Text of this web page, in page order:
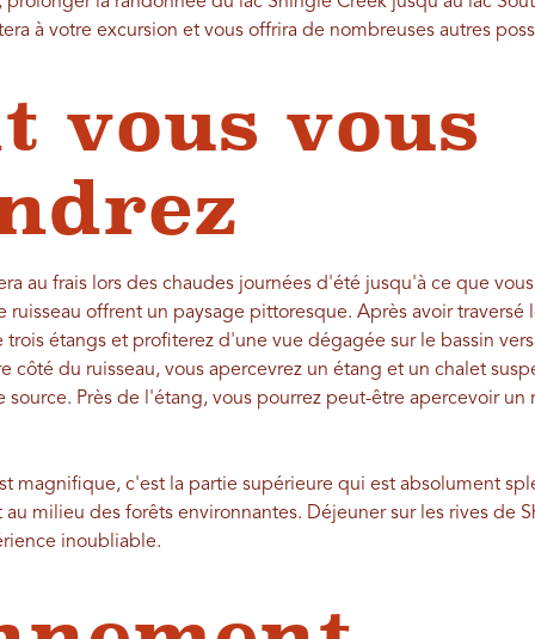
à votre excursion et vous offrira de nombreuses autres
vous vous
au frais lors des chaudes journées d'été jusqu'à ce que
ruisseau offrent un paysage pittoresque. Après avoir traversé
trois étangs et profiterez d'une vue dégagée sur le bassin
côté du ruisseau, vous apercevrez un étang et un chalet
source. Près de l'étang, vous pourrez peut-être apercevoir un
magnifique, c'est la partie supérieure qui est absolument
milieu des forêts environnantes. Déjeuner sur les rives de
inoubliable.